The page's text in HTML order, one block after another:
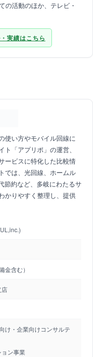
の活動のほか、テレビ・
実績はこちら
使い方やモバイル回線に
「アプリポ」の運営、
ービスに特化した比較情
では、光回線、ホームル
節約など、多岐にわたるサ
かりやすく整理し、提供
金含む）
け・企業向けコンサルテ
ン事業